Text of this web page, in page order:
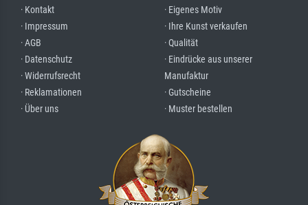
· Kontakt
· Impressum
· AGB
· Datenschutz
· Widerrufsrecht
· Reklamationen
· Über uns
· Eigenes Motiv
· Ihre Kunst verkaufen
· Qualität
· Eindrücke aus unserer
Manufaktur
· Gutscheine
· Muster bestellen